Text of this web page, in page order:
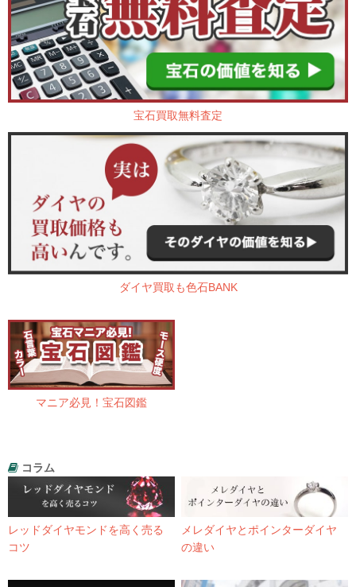
宝石買取無料査定
ダイヤ買取も色石BANK
マニア必見！宝石図鑑
コラム
レッドダイヤモンドを高く売る
コツ
メレダイヤとポインターダイヤ
の違い